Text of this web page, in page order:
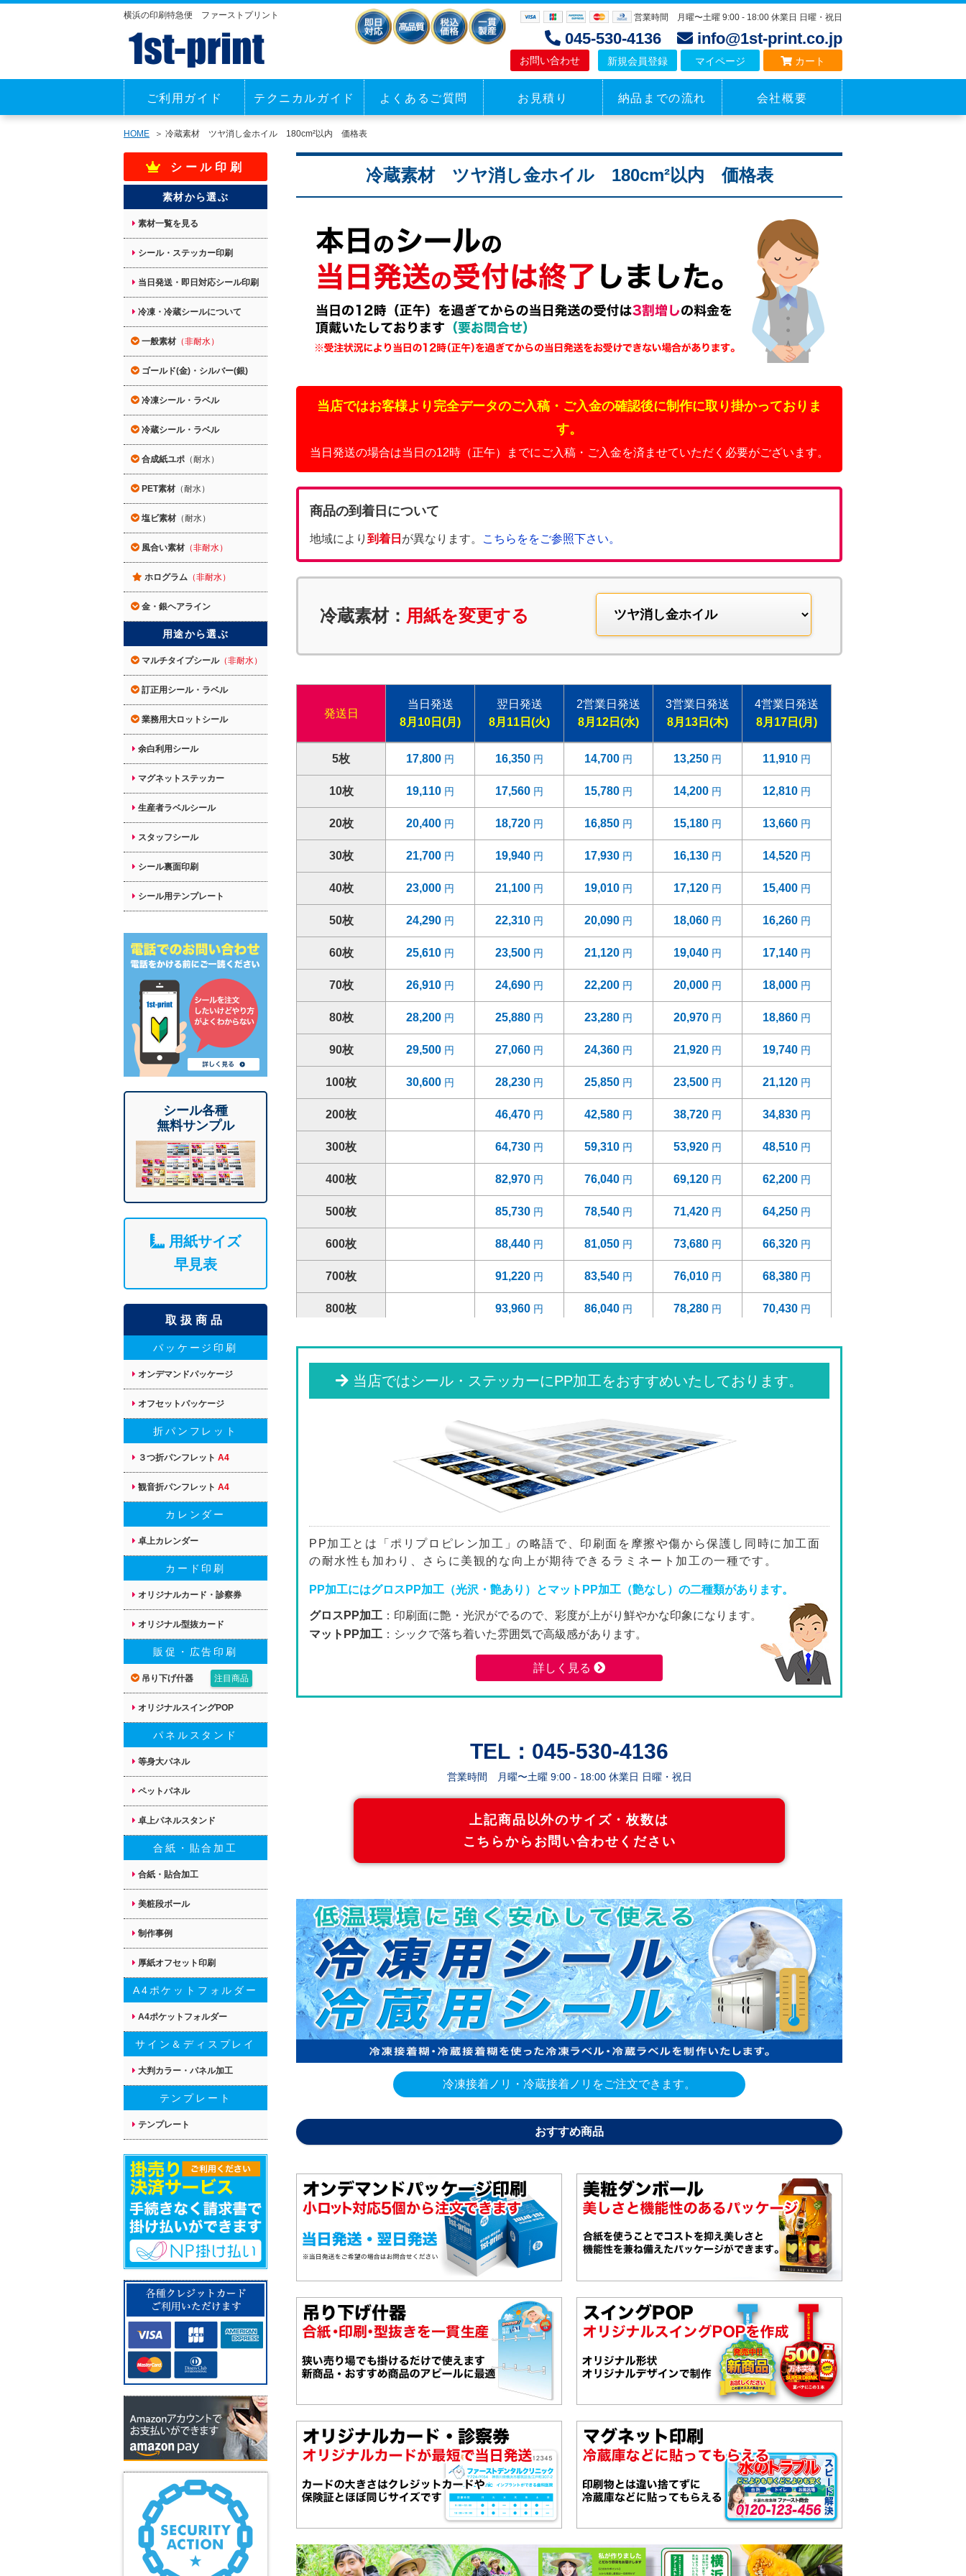
横浜の印刷特急便 ファーストプリント 営業時間 月曜〜土曜 9:00 - 18:00 休業日 日曜・祝日
045-530-4136 info@1st-print.co.jp
お問い合わせ 新規会員登録 マイページ カート
ご利用ガイド テクニカルガイド よくあるご質問 お見積り
見積もり
見積もり
納品までの流れ 会社概要
HOME 冷蔵素材 ツヤ消し金ホイル 180cm²以内 価格表
シール印刷
素材から選ぶ
素材一覧を見る
シール・ステッカー印刷
当日発送・即日対応シール印刷
冷凍・冷蔵シールについて
一般素材 （非耐水）
ゴールド(金)・シルバー(銀)
冷凍シール・ラベル
冷蔵シール・ラベル
合成紙ユポ （耐水）
PET素材 （耐水）
塩ビ素材 （耐水）
風合い素材 （非耐水）
ホログラム （非耐水）
金・銀ヘアライン
用途から選ぶ
マルチタイプシール（非耐水）
訂正用シール・ラベル
業務用大ロットシール
余白利用シール
マグネットステッカー
生産者ラベルシール
スタッフシール
シール裏面印刷
シール用テンプレート
シール各種
無料サンプル
用紙サイズ
早見表
取扱商品
パッケージ印刷
オンデマンドパッケージ
オフセットパッケージ
折パンフレット
３つ折パンフレット A4
観音折パンフレット A4
カレンダー
卓上カレンダー
カード印刷
オリジナルカード・診察券
オリジナル型抜カード
販促・広告印刷
吊り下げ什器 注目商品
オリジナルスイングPOP
パネルスタンド
等身大パネル
ペットパネル
卓上パネルスタンド
合紙・貼合加工
合紙・貼合加工
美粧段ボール
制作事例
厚紙オフセット印刷
A4ポケットフォルダー
A4ポケットフォルダー
サイン＆ディスプレイ
大判カラー・パネル加工
テンプレート
テンプレート
冷蔵素材 ツヤ消し金ホイル 180cm²以内 価格表
当店ではお客様より完全データのご入稿・ご入金の確認後に制作に取り掛かっておりま
す。
当日発送の場合は当日の12時（正午）までにご入稿・ご入金を済ませていただく必要がございます。
商品の到着日について
地域により 到着日 が異なります。 こちらををご参照下さい。
冷蔵素材： 用紙を変更する
発送日
当日発送
8月10日(月)
翌日発送
8月11日(火)
2営業日発送
8月12日(水)
3営業日発送
8月13日(木)
4営業日発送
8月17日(月)
5枚 17,800 16,350 14,700 13,250 11,910
10枚 19,110 17,560 15,780 14,200 12,810
20枚 20,400 18,720 16,850 15,180 13,660
30枚 21,700 19,940 17,930 16,130 14,520
40枚 23,000 21,100 19,010 17,120 15,400
50枚 24,290 22,310 20,090 18,060 16,260
60枚 25,610 23,500 21,120 19,040 17,140
70枚 26,910 24,690 22,200 20,000 18,000
80枚 28,200 25,880 23,280 20,970 18,860
90枚 29,500 27,060 24,360 21,920 19,740
100枚 30,600 28,230 25,850 23,500 21,120
200枚 46,470 42,580 38,720 34,830
300枚 64,730 59,310 53,920 48,510
400枚 82,970 76,040 69,120 62,200
500枚 85,730 78,540 71,420 64,250
600枚 88,440 81,050 73,680 66,320
700枚 91,220 83,540 76,010 68,380
800枚 93,960 86,040 78,280 70,430
1000枚 99,450 91,060 82,880 74,550
110,440 101,070 92,030
115,920 106,070
121,400
104,840
2200枚 145,790 133,370 121,600 109,360
151,850 113,900
2600枚 157,920 144,460 118,460
164,210 150,170 123,140
3000枚 185,390 169,520 154,600 139,080
198,450 181,470
3600枚 205,320 187,730 171,230 154,000
212,450 194,240
4000枚 177,410
4400枚 250,970 229,370 209,310 188,210
4600枚 258,510 236,240 215,620 193,850
4800枚 266,270 243,300 222,080 199,720
5000枚 272,260 248,720 227,090 204,180
当店ではシール・ステッカーにPP加工をおすすめいたしております。
PP加工とは「ポリプロピレン加工」の略語で、印刷面を摩擦や傷から保護し同時に加工面
の耐水性も加わり、さらに美観的な向上が期待できるラミネート加工の一種です。
PP加工にはグロスPP加工（光沢・艶あり）とマットPP加工（艶なし）の二種類があります。
グロスPP加工 ：印刷面に艶・光沢がでるので、彩度が上がり鮮やかな印象になります。
マットPP加工 ：シックで落ち着いた雰囲気で高級感があります。
詳しく見る
TEL：045-530-4136
営業時間 月曜〜土曜 9:00 - 18:00 休業日 日曜・祝日
上記商品以外のサイズ・枚数は
こちらからお問い合わせください
冷凍接着ノリ・冷蔵接着ノリをご注文できます。
おすすめ商品